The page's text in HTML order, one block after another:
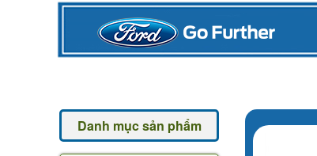
Danh mục sản phẩm